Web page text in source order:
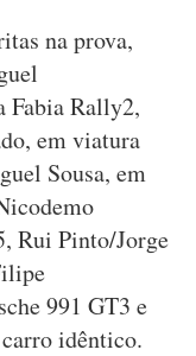
na prova,
Fabia Rally2,
em viatura
Sousa, em
Rui Pinto/Jorge
991 GT3 e
idêntico.